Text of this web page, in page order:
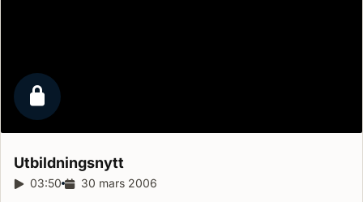
Låst reportage
Utbildningsnytt
Reportagelängd:
03:50 Releasedatum:
30 mars 2006